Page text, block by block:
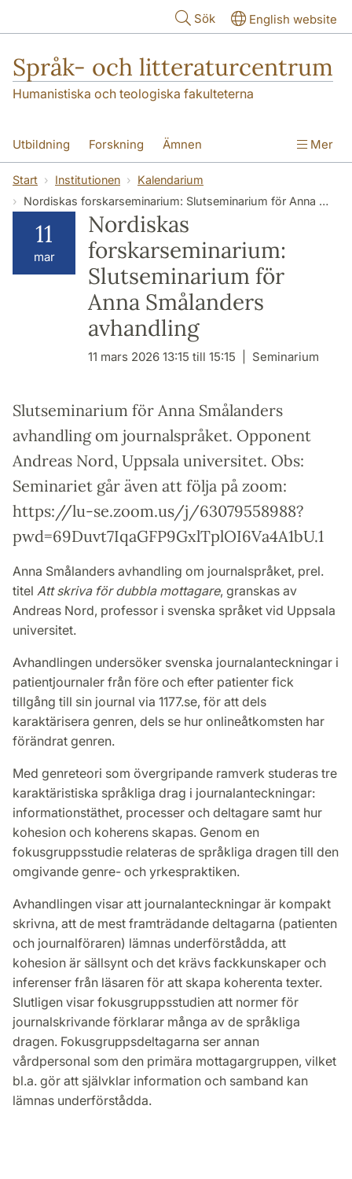
Sök English website
Språk- och litteraturcentrum
Humanistiska och teologiska fakulteterna
Utbildning Forskning Ämnen
SOL-husen Kontakt Institutionen
översättning till svenska
Mer
Start Institutionen
Kalendarium
Nordiskas forskarseminarium: Slutseminarium för Anna Smålanders avhandling
11
mar
Nordiskas
forskarseminarium:
Slutseminarium för
Anna Smålanders
avhandling
11 mars 2026 13:15 till 15:15 Seminarium
Slutseminarium för Anna Smålanders
avhandling om journalspråket. Opponent
Andreas Nord, Uppsala universitet. Obs:
Seminariet går även att följa på zoom:
https://lu-se.zoom.us/j/63079558988?
pwd=69Duvt7IqaGFP9GxlTplOI6Va4A1bU.1
Anna Smålanders avhandling om journalspråket, prel.
titel Att skriva för dubbla mottagare, granskas av
Andreas Nord, professor i svenska språket vid Uppsala
universitet.
Avhandlingen undersöker svenska journalanteckningar i
patientjournaler från före och efter patienter fick
tillgång till sin journal via 1177.se, för att dels
karaktärisera genren, dels se hur onlineåtkomsten har
förändrat genren.
Med genreteori som övergripande ramverk studeras tre
karaktäristiska språkliga drag i journalanteckningar:
informationstäthet, processer och deltagare samt hur
kohesion och koherens skapas. Genom en
fokusgruppsstudie relateras de språkliga dragen till den
omgivande genre- och yrkespraktiken.
Avhandlingen visar att journalanteckningar är kompakt
skrivna, att de mest framträdande deltagarna (patienten
och journalföraren) lämnas underförstådda, att
kohesion är sällsynt och det krävs fackkunskaper och
inferenser från läsaren för att skapa koherenta texter.
Slutligen visar fokusgruppsstudien att normer för
journalskrivande förklarar många av de språkliga
dragen. Fokusgruppsdeltagarna ser annan
vårdpersonal som den primära mottagargruppen, vilket
bl.a. gör att självklar information och samband kan
lämnas underförstådda.